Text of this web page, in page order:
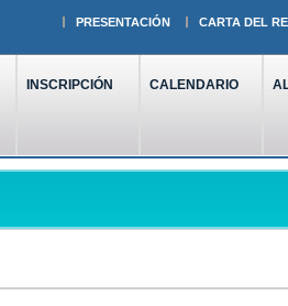
PRESENTACIÓN CARTA DEL
INSCRIPCIÓN CALENDARIO